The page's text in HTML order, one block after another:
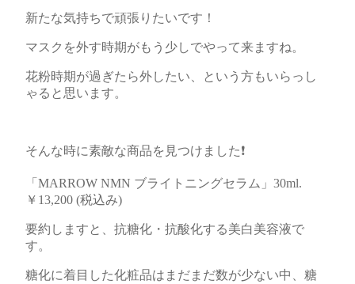
新たな気持ちで頑張りたいです！
マスクを外す時期がもう少しでやって来ますね。
花粉時期が過ぎたら外したい、という方もいらっし
ゃると思います。
そんな時に素敵な商品を見つけました❗
「MARROW NMN ブライトニングセラム」30ml.
￥13,200 (税込み)
要約しますと、抗糖化・抗酸化する美白美容液で
す。
糖化に着目した化粧品はまだまだ数が少ない中、糖